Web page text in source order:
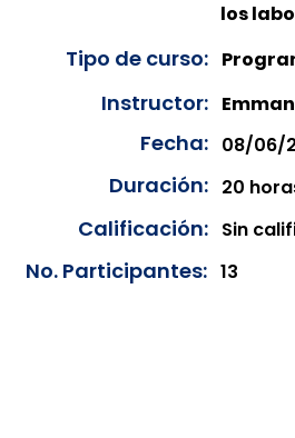
los
Tipo de curso:
Instructor:
Fecha: 08/06/
Duración: 20
Calificación: Sin
No. Participantes: 13